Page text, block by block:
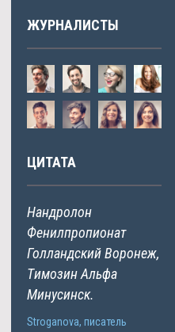
ЖУРНАЛИСТЫ
ЦИТАТА
Нандролон
Фенилпропионат
Голландский Воронеж,
Tимозин Альфа
Минусинск.
Stroganova, писатель